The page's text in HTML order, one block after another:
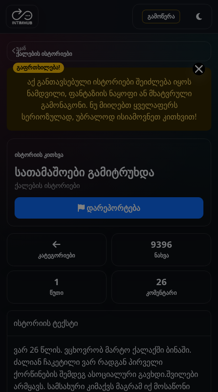
გამოწერა
უკან
ქალების ისტორიები
გაფრთხილება!
აქ განთავსებული ისტორიები შეიძლება იყოს
ნამდვილი, ფანტაზიის ნაყოფი ან მხატვრული
გამონაგონი. ნუ მიიღებთ ყველაფერს
სერიოზულად, უბრალოდ ისიამოვნეთ კითხვით!
ისტორიის კითხვა
სათამაშოები გამიტრუხდა
ქალების ისტორიები
დარეპორტება
კატეგორიები
9396
ნახვა
1
წუთი
26
კომენტარი
ისტორიის ტექსტი
ვარ 26 წლის. ვცხოვრობ მარტო ქალაქში ბინაში.
ძალიან ჩაკეტილი ვარ რადგან პირველი
ქორწინების შემდეგ ასოციალური გავხდი.შვილები
არმყავს. სამსახური კიმაქვს მაგრამ იქ მოსაწონი